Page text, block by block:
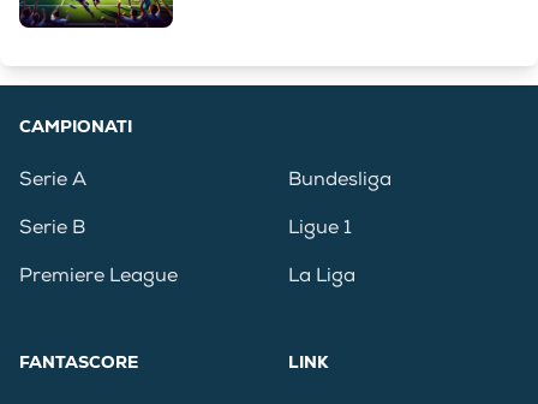
CAMPIONATI
Serie A
Serie B
Premiere League
Bundesliga
Ligue 1
La Liga
FANTASCORE LINK